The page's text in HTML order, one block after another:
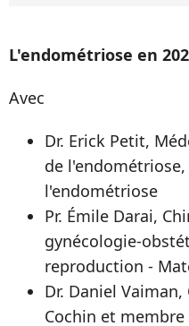
L'endométriose en
Avec
Dr. Erick Petit,
de
l'endométriose
Pr. Émile Darai,
gynécologie-
reproduction -
Dr. Daniel
Cochin et membre